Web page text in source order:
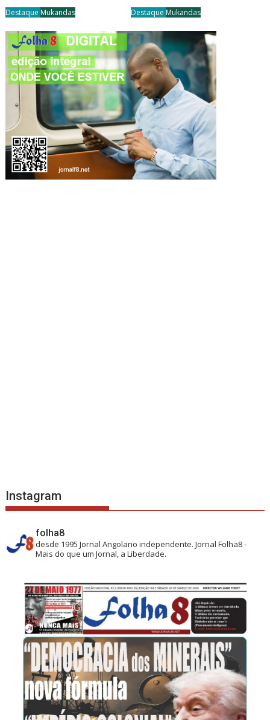
Destaque Mukandas Destaque Mukandas
Instagram
folha8
desde 1995 Jornal Angolano independente.Jornal Folha8 -
Mais do que um Jornal, a Liberdade.